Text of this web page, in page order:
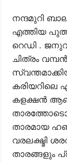
നന്ദമുറി
എത്തിയ
റെഡി .
ചിത്രം
കളക്ഷൻ ആണ്
താരമായ
വരലക്ഷ്മി
താരങ്ങളും